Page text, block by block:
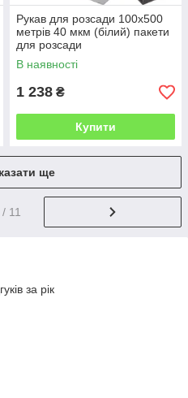
Рукав для розсади 100х500
метрів 40 мкм (білий) пакети
для розсади
В наявності
1 238 ₴
Купити
ще
/ 11
за рік